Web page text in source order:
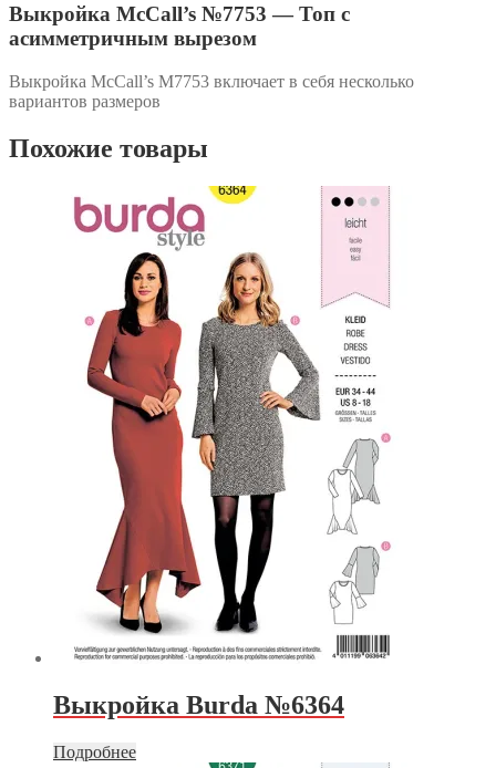
Выкройка McCall’s №7753 — Топ с
асимметричным вырезом
Выкройка McCall’s M7753 включает в себя несколько
вариантов размеров
Похожие товары
Выкройка Burda №6364
Подробнее